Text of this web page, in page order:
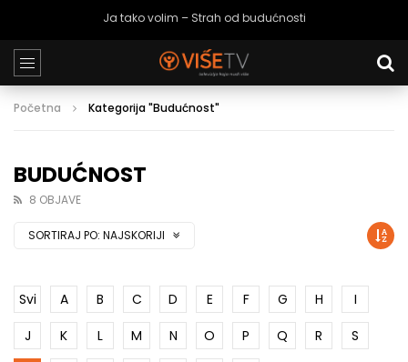
Ja tako volim – Strah od budućnosti
Početna Kategorija "Budućnost"
BUDUĆNOST
8 OBJAVE
SORTIRAJ PO: NAJSKORIJI
Svi A B C D E F G H
I
J
K L M N O P Q R
S